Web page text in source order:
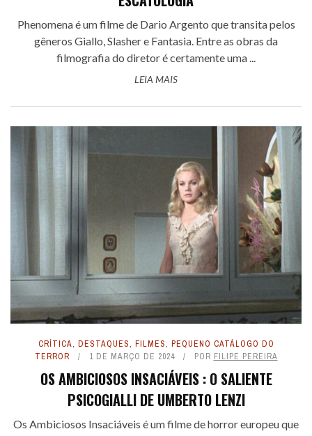
Phenomena é um filme de Dario Argento que transita pelos
gêneros Giallo, Slasher e Fantasia. Entre as obras da
filmografia do diretor é certamente uma ...
LEIA MAIS
CRÍTICA, DESTAQUES, FILMES, PEQUENO CATÁLOGO DO
TERROR
1 DE MARÇO DE 2024 POR FILIPE PEREIRA
OS AMBICIOSOS INSACIÁVEIS : O SALIENTE
PSICOGIALLI DE UMBERTO LENZI
Os Ambiciosos Insaciáveis é um filme de horror europeu que